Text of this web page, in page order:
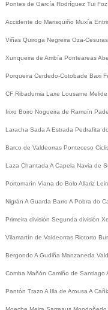
Pontes de García Rodríguez Tui Foz
Accidente do Marisquiño Muxía
Viñas Quiroga Negreira Oza-Cesuras
Xunqueira de Ambía Ponteareas
Porqueira Cerdedo-Cotobade Baxi
CF Ribadumia Laxe Lousame Melide
Irixo Boiro Nogueira de Ramuín
Laracha Sada A Estrada Pedrafita
Barco de Valdeorras Ponteceso
Laza Chantada A Capela Navia de
Portomarín Viana do Bolo Allariz
Nigrán A Guarda Barro A Pobra do
Primeira división Segunda división
Vilamartín de Valdeorras Riotorto
Bergondo A Gudiña Manzaneda
Comba Mañón Camiño de Santiago
Pantón Trazo A Illa de Arousa A